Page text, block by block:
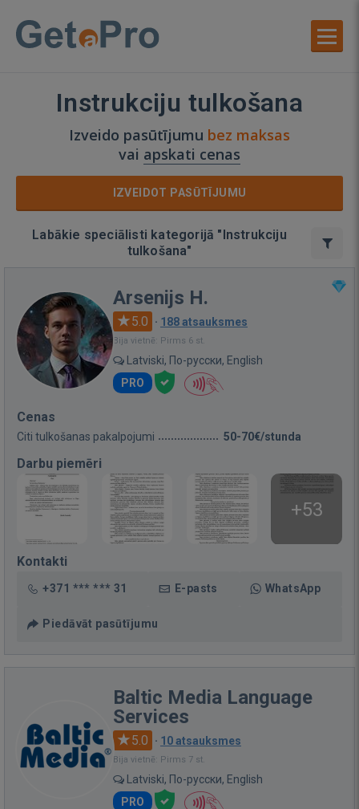
Instrukciju tulkošana
Izveido pasūtījumu bez maksas
vai apskati cenas
IZVEIDOT PASŪTĪJUMU
Labākie speciālisti kategorijā "Instrukciju
tulkošana"
Arsenijs H.
5.0 · 188 atsauksmes
Bija vietnē: Pirms 6 st.
Latviski, По-русски, English
PRO
Cenas
Citi tulkošanas pakalpojumi 50-70€/stunda
Darbu piemēri
+53
Kontakti
+371 *** *** 31 E-pasts WhatsApp
Piedāvāt pasūtījumu
Baltic Media Language
Services
5.0 · 10 atsauksmes
Bija vietnē: Pirms 7 st.
Latviski, По-русски, English
PRO